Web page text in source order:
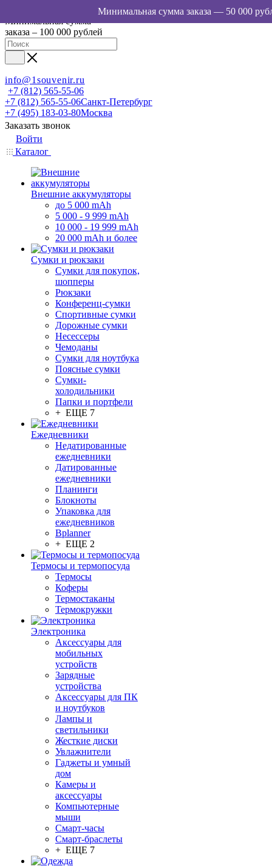
Минимальная сумма
заказа – 100 000 рублей
info@1souvenir.ru
+7 (812) 565-55-06
+7 (812) 565-55-06Санкт-Петербург
+7 (495) 183-03-80Москва
Заказать звонок
Войти
Каталог
Внешние аккумуляторы
до 5 000 mAh
5 000 - 9 999 mAh
10 000 - 19 999 mAh
20 000 mAh и более
Сумки и рюкзаки
Сумки для покупок,
шопперы
Рюкзаки
Конференц-сумки
Спортивные сумки
Дорожные сумки
Несессеры
Чемоданы
Сумки для ноутбука
Поясные сумки
Сумки-
холодильники
Папки и портфели
+ ЕЩЕ 7
Ежедневники
Недатированные
ежедневники
Датированные
ежедневники
Планинги
Блокноты
Упаковка для
ежедневников
Bplanner
+ ЕЩЕ 2
Термосы и термопосуда
Термосы
Коферы
Термостаканы
Термокружки
Электроника
Аксессуары для
мобильных
устройств
Зарядные
устройства
Аксессуары для ПК
и ноутбуков
Лампы и
светильники
Жесткие диски
Увлажнители
Гаджеты и умный
дом
Камеры и
аксессуары
Компьютерные
мыши
Смарт-часы
Смарт-браслеты
+ ЕЩЕ 7